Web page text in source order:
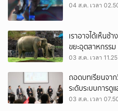
04 ส.ค. เวลา
เราอาจได้เห็นช้
ขยะอุตสาหกรร
เปื้อน
03 ส.ค. เวลา
ถอดบทเรียนจา
ระดับระบบการดู
03 ส.ค. เวลา